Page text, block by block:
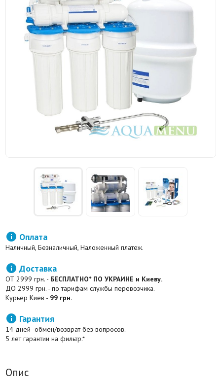
 Оплата
Наличный, Безналичный, Наложенный платеж.
 Доставка
ОТ 2999 грн. - БЕСПЛАТНО* ПО УКРАИНЕ и Киеву.
ДО 2999 грн. - по тарифам службы перевозчика.
Курьер Киев - 99 грн.
 Гарантия
14 дней -обмен/возврат без вопросов.
5 лет гарантии на фильтр.*
Опис